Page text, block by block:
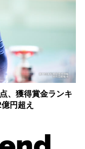
、獲得賞金ランキ
円超え